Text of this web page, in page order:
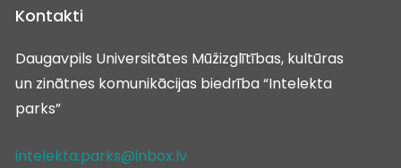
Kontakti
Daugavpils Universitātes Mūžizglītības, kultūras
un zinātnes komunikācijas biedrība “Intelekta
parks”
intelekta.parks@inbox.lv